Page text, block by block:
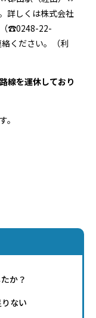
詳しくは株式会社
（☎0248-22-
ください。（利
線を運休しており
か？
ない